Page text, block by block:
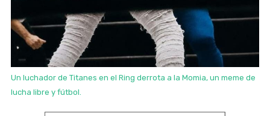
Un luchador de Titanes en el Ring derrota a la Momia, un meme de
lucha libre y fútbol.